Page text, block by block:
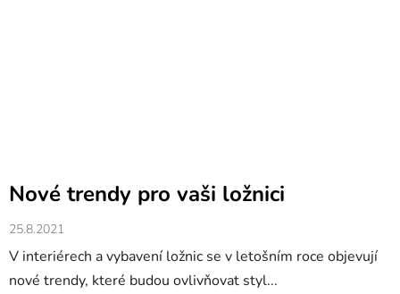
Nové trendy pro vaši ložnici
25.8.2021
V interiérech a vybavení ložnic se v letošním roce objevují
nové trendy, které budou ovlivňovat styl...